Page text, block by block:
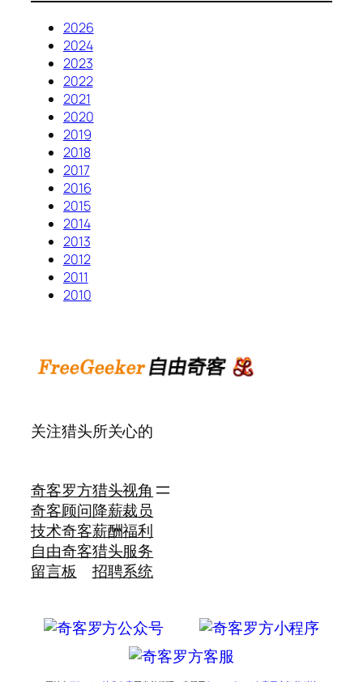
2026
2024
2023
2022
2021
2020
2019
2018
2017
2016
2015
2014
2013
2012
2011
2010
关注猎头所关心的
奇客罗方
奇客顾问
技术奇客
自由奇客
留言板
猎头视角
降薪裁员
薪酬福利
猎头服务
招聘系统